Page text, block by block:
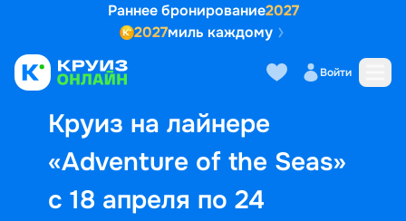
Раннее бронирование2027
2027миль каждому
Войти
Круиз на лайнере
«Adventure of the Seas»
с 18 апреля по 24
Выбор кают Маршрут и